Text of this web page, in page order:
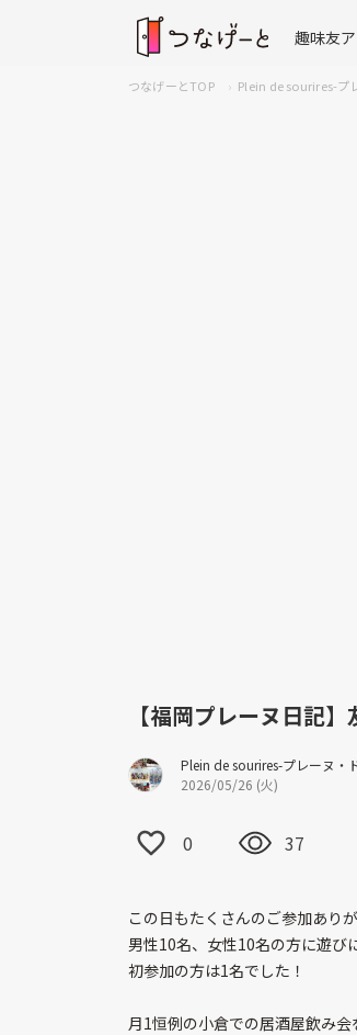
趣味友
つなげーとTOP Plein de sourires-プ
【福岡プレーヌ日記
Plein de sourires-プレーヌ・
2026/05/26 (火)
0 37
この日もたくさんのご参加あり
男性10名、女性10名の方に遊び
初参加の方は1名でした！
月1恒例の小倉での居酒屋飲み会